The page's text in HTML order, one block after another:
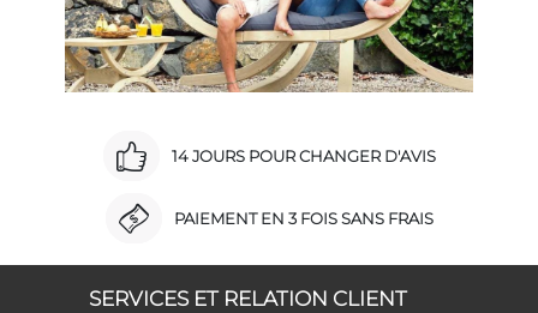
14 JOURS POUR CHANGER D'AVIS
PAIEMENT EN 3 FOIS SANS FRAIS
SERVICES ET RELATION CLIENT